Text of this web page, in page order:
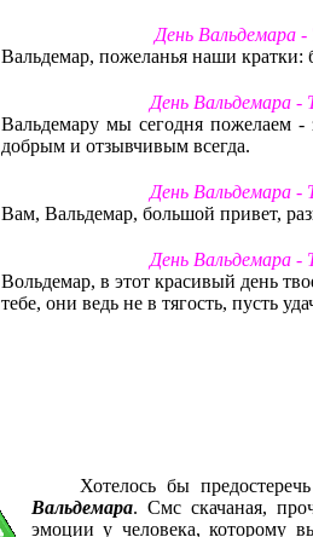
День Вальдемара
Вальдемар, пожеланья наши кратки:
День Вальдемара -
Вальдемару мы сегодня пожелаем -
добрым и отзывчивым всегда.
День Вальдемара -
Вам, Вальдемар, большой привет,
День Вальдемара -
Вольдемар, в этот красивый день
тебе, они ведь не в тягость, пусть
Хотелось бы
Вальдемара. Смс скачаная,
эмоции у человека, которому